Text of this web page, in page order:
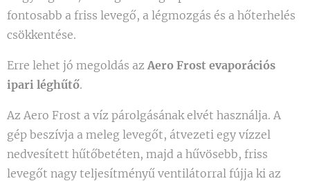
fontosabb a friss levegő, a légmozgás és a hőterhelés
csökkentése.
Erre lehet jó megoldás azAero Frost evaporációs
ipari léghűtő.
Az Aero Frost a víz párolgásának elvét használja. A
gép beszívja a meleg levegőt, átvezeti egy vízzel
nedvesített hűtőbetéten, majd a hűvösebb, friss
levegőt nagy teljesítményű ventilátorral fújja ki az